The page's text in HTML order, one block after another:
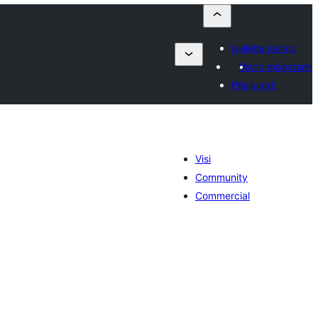
Įkelkite įskiepį
Mano mėgstami
Prisijungti
Visi
Community
Commercial